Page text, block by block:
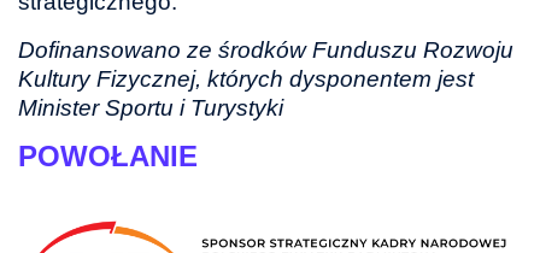
Dofinansowano ze środków Funduszu Rozwoju
Kultury Fizycznej, których dysponentem jest
Minister Sportu i Turystyki
POWOŁANIE